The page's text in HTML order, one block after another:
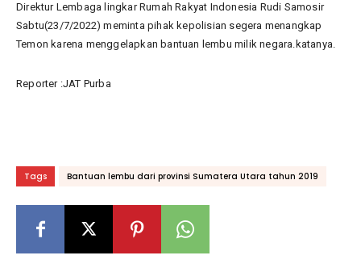
Direktur Lembaga lingkar Rumah Rakyat Indonesia Rudi Samosir
Sabtu(23/7/2022) meminta pihak kepolisian segera menangkap
Temon karena menggelapkan bantuan lembu milik negara.katanya.
Reporter :JAT Purba
Tags Bantuan lembu dari provinsi Sumatera Utara tahun 2019